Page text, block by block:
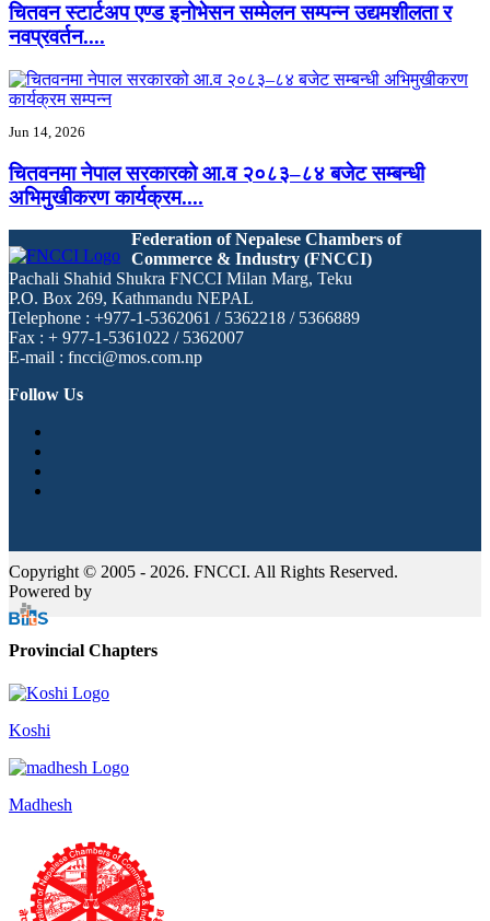
चितवन स्टार्टअप एण्ड इनोभेसन सम्मेलन सम्पन्न उद्यमशीलता र
नवप्रवर्तन....
Jun 14, 2026
चितवनमा नेपाल सरकारको आ.व २०८३–८४ बजेट सम्बन्धी
अभिमुखीकरण कार्यक्रम....
Federation of Nepalese Chambers of
Commerce & Industry (FNCCI)
Pachali Shahid Shukra FNCCI Milan Marg, Teku
P.O. Box 269, Kathmandu NEPAL
Telephone : +977-1-5362061 / 5362218 / 5366889
Fax : + 977-1-5361022 / 5362007
E-mail : fncci@mos.com.np
Follow Us
Copyright © 2005 - 2026. FNCCI. All Rights Reserved.
Powered by
Provincial Chapters
Koshi
Madhesh